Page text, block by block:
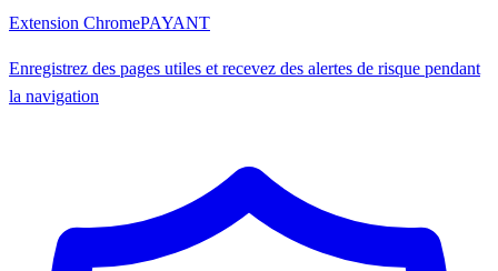
Extension ChromePAYANT
Enregistrez des pages utiles et recevez des alertes de risque pendant
la navigation